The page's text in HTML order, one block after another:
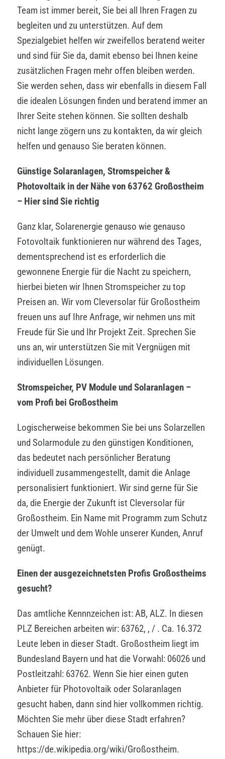
Team ist immer bereit, Sie bei all Ihren Fragen zu
begleiten und zu unterstützen. Auf dem
Spezialgebiet helfen wir zweifellos beratend weiter
und sind für Sie da, damit ebenso bei Ihnen keine
zusätzlichen Fragen mehr offen bleiben werden.
Sie werden sehen, dass wir ebenfalls in diesem Fall
die idealen Lösungen finden und beratend immer an
Ihrer Seite stehen können. Sie sollten deshalb
nicht lange zögern uns zu kontakten, da wir gleich
helfen und genauso Sie beraten können.
Günstige Solaranlagen, Stromspeicher &
Photovoltaik in der Nähe von 63762 Großostheim
– Hier sind Sie richtig
Ganz klar, Solarenergie genauso wie genauso
Fotovoltaik funktionieren nur während des Tages,
dementsprechend ist es erforderlich die
gewonnene Energie für die Nacht zu speichern,
hierbei bieten wir Ihnen Stromspeicher zu top
Preisen an. Wir vom Cleversolar für Großostheim
freuen uns auf Ihre Anfrage, wir nehmen uns mit
Freude für Sie und Ihr Projekt Zeit. Sprechen Sie
uns an, wir unterstützen Sie mit Vergnügen mit
individuellen Lösungen.
Stromspeicher, PV Module und Solaranlagen –
vom Profi bei Großostheim
Logischerweise bekommen Sie bei uns Solarzellen
und Solarmodule zu den günstigen Konditionen,
das bedeutet nach persönlicher Beratung
individuell zusammengestellt, damit die Anlage
personalisiert funktioniert. Wir sind gerne für Sie
da, die Energie der Zukunft ist Cleversolar für
Großostheim. Ein Name mit Programm zum Schutz
der Umwelt und dem Wohle unserer Kunden, Anruf
genügt.
Einen der ausgezeichnetsten Profis Großostheims
gesucht?
Das amtliche Kennnzeichen ist: AB, ALZ. In diesen
PLZ Bereichen arbeiten wir: 63762, , / . Ca. 16.372
Leute leben in dieser Stadt. Großostheim liegt im
Bundesland Bayern und hat die Vorwahl: 06026 und
Postleitzahl: 63762. Wenn Sie hier einen guten
Anbieter für Photovoltaik oder Solaranlagen
gesucht haben, dann sind hier vollkommen richtig.
Möchten Sie mehr über diese Stadt erfahren?
Schauen Sie hier:
https://de.wikipedia.org/wiki/Großostheim.